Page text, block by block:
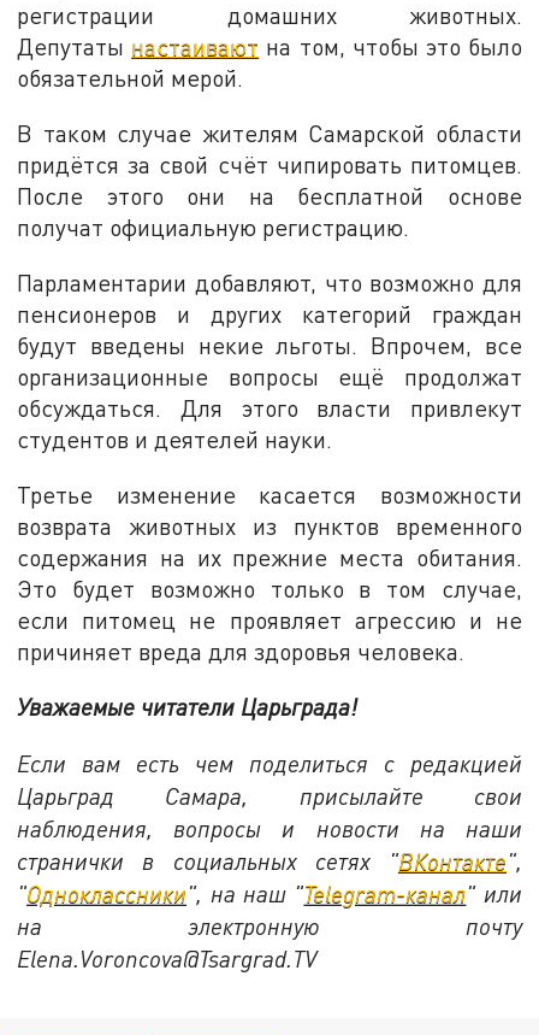
регистрации домашних животных.
Депутаты настаивают на том, чтобы это было
обязательной мерой.
В таком случае жителям Самарской области
придётся за свой счёт чипировать питомцев.
После этого они на бесплатной основе
получат официальную регистрацию.
Парламентарии добавляют, что возможно для
пенсионеров и других категорий граждан
будут введены некие льготы. Впрочем, все
организационные вопросы ещё продолжат
обсуждаться. Для этого власти привлекут
студентов и деятелей науки.
Третье изменение касается возможности
возврата животных из пунктов временного
содержания на их прежние места обитания.
Это будет возможно только в том случае,
если питомец не проявляет агрессию и не
причиняет вреда для здоровья человека.
Уважаемые читатели Царьграда!
Если вам есть чем поделиться с редакцией
Царьград Самара, присылайте свои
наблюдения, вопросы и новости на наши
странички в социальных сетях "ВКонтакте",
"Одноклассники", на наш "Telegram-канал" или
на электронную почту
Elena.Voroncova@Tsargrad.TV